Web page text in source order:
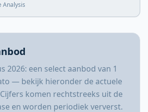
Analysis
2026: een select aanbod van 1
— bekijk hieronder de actuele
komen rechtstreeks uit de
en worden periodiek ververst.